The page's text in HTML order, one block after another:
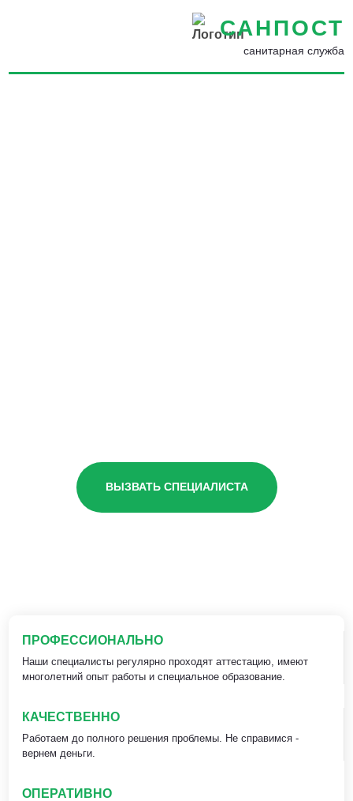
САНПОСТ
санитарная служба
ВЫЗВАТЬ СПЕЦИАЛИСТА
ПРОФЕССИОНАЛЬНО
Наши специалисты регулярно проходят аттестацию, имеют
многолетний опыт работы и специальное образование.
КАЧЕСТВЕННО
Работаем до полного решения проблемы. Не справимся -
вернем деньги.
ОПЕРАТИВНО